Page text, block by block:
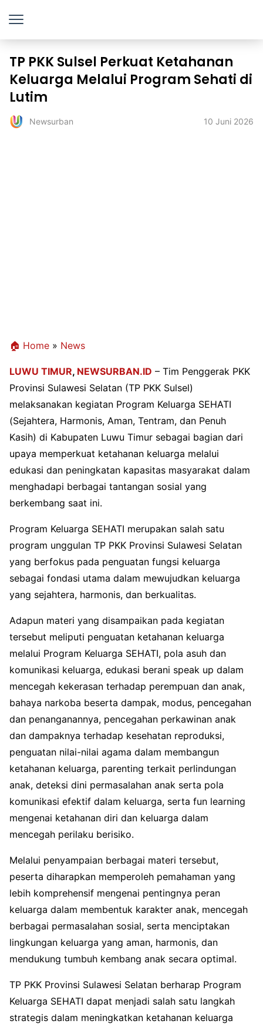
TP PKK Sulsel Perkuat Ketahanan
Keluarga Melalui Program Sehati di
Lutim
Newsurban 10 Juni 2026
🏠 Home » News
LUWU TIMUR, NEWSURBAN.ID – Tim Penggerak PKK
Provinsi Sulawesi Selatan (TP PKK Sulsel)
melaksanakan kegiatan Program Keluarga SEHATI
(Sejahtera, Harmonis, Aman, Tentram, dan Penuh
Kasih) di Kabupaten Luwu Timur sebagai bagian dari
upaya memperkuat ketahanan keluarga melalui
edukasi dan peningkatan kapasitas masyarakat dalam
menghadapi berbagai tantangan sosial yang
berkembang saat ini.
Program Keluarga SEHATI merupakan salah satu
program unggulan TP PKK Provinsi Sulawesi Selatan
yang berfokus pada penguatan fungsi keluarga
sebagai fondasi utama dalam mewujudkan keluarga
yang sejahtera, harmonis, dan berkualitas.
Adapun materi yang disampaikan pada kegiatan
tersebut meliputi penguatan ketahanan keluarga
melalui Program Keluarga SEHATI, pola asuh dan
komunikasi keluarga, edukasi berani speak up dalam
mencegah kekerasan terhadap perempuan dan anak,
bahaya narkoba beserta dampak, modus, pencegahan
dan penanganannya, pencegahan perkawinan anak
dan dampaknya terhadap kesehatan reproduksi,
penguatan nilai-nilai agama dalam membangun
ketahanan keluarga, parenting terkait perlindungan
anak, deteksi dini permasalahan anak serta pola
komunikasi efektif dalam keluarga, serta fun learning
mengenai ketahanan diri dan keluarga dalam
mencegah perilaku berisiko.
Melalui penyampaian berbagai materi tersebut,
peserta diharapkan memperoleh pemahaman yang
lebih komprehensif mengenai pentingnya peran
keluarga dalam membentuk karakter anak, mencegah
berbagai permasalahan sosial, serta menciptakan
lingkungan keluarga yang aman, harmonis, dan
mendukung tumbuh kembang anak secara optimal.
TP PKK Provinsi Sulawesi Selatan berharap Program
Keluarga SEHATI dapat menjadi salah satu langkah
strategis dalam meningkatkan ketahanan keluarga